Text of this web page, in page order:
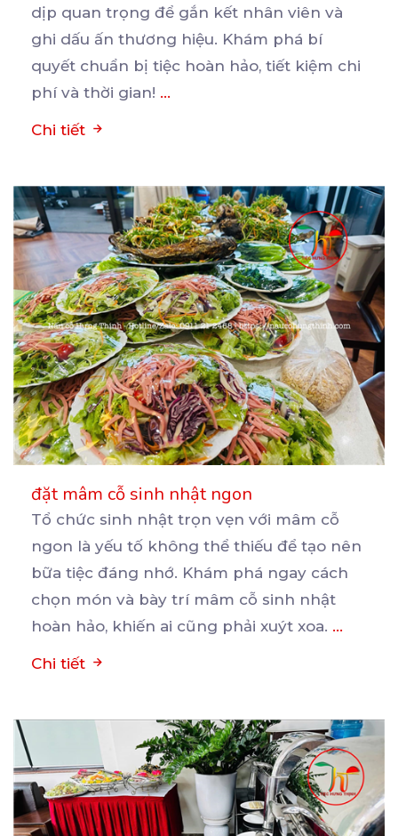
dịp quan trọng để gắn kết nhân viên và
ghi dấu ấn thương hiệu. Khám phá bí
quyết chuẩn bị tiệc hoàn hảo, tiết kiệm chi
phí và thời gian! ...
Chi tiết
đặt mâm cỗ sinh nhật ngon
Tổ chức sinh nhật trọn vẹn với mâm cỗ
ngon là yếu tố không thể thiếu để tạo nên
bữa tiệc đáng nhớ. Khám phá ngay cách
chọn món và bày trí mâm cỗ sinh nhật
hoàn hảo, khiến ai cũng phải xuýt xoa. ...
Chi tiết